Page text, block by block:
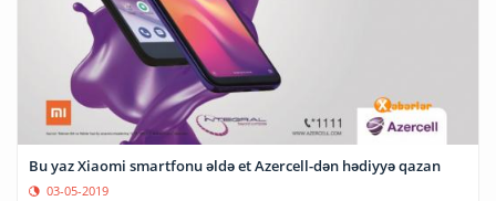
Bu yaz Xiaomi smartfonu əldə et Azercell-dən hədiyyə qazan
03-05-2019